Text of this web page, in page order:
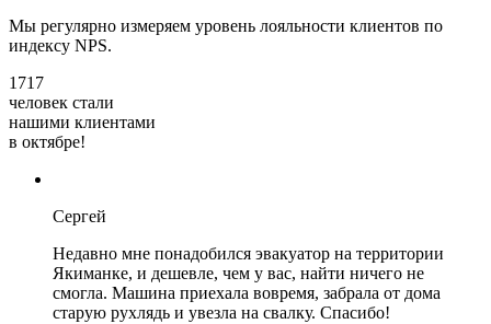
Мы регулярно измеряем уровень лояльности клиентов по
индексу NPS.
1717
человек стали
нашими клиентами
в октябре!
Сергей
Недавно мне понадобился эвакуатор на территории
Якиманке, и дешевле, чем у вас, найти ничего не
смогла. Машина приехала вовремя, забрала от дома
старую рухлядь и увезла на свалку. Спасибо!